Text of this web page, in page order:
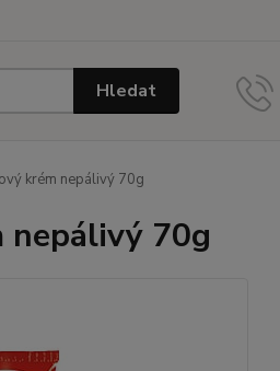
Hledat
krém nepálivý 70g
nepálivý 70g